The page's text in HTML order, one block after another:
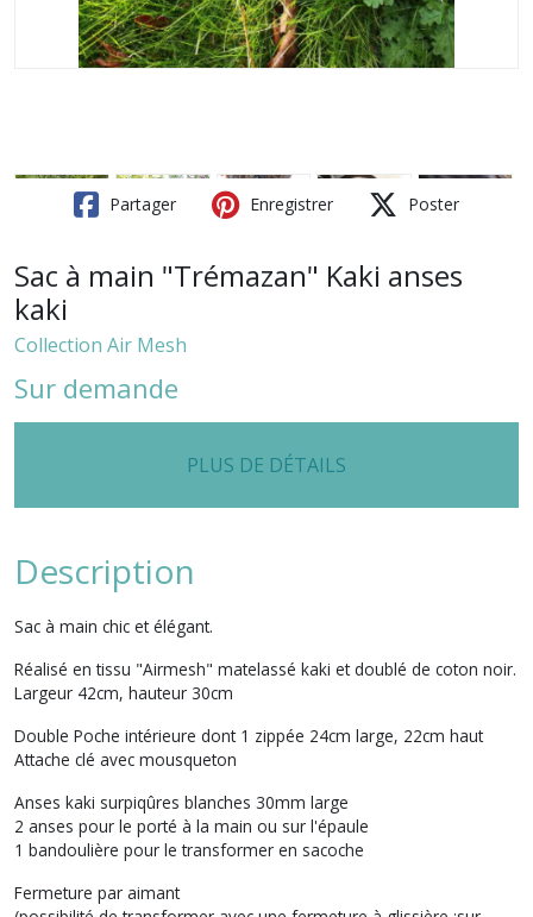
Partager Enregistrer Poster
Sac à main "Trémazan" Kaki anses
kaki
Collection Air Mesh
Sur demande
PLUS DE DÉTAILS
Description
Sac à main chic et élégant.
Réalisé en tissu "Airmesh" matelassé kaki et doublé de coton noir.
Largeur 42cm, hauteur 30cm
Double Poche intérieure dont 1 zippée 24cm large, 22cm haut
Attache clé avec mousqueton
Anses kaki surpiqûres blanches 30mm large
2 anses pour le porté à la main ou sur l'épaule
1 bandoulière pour le transformer en sacoche
Fermeture par aimant